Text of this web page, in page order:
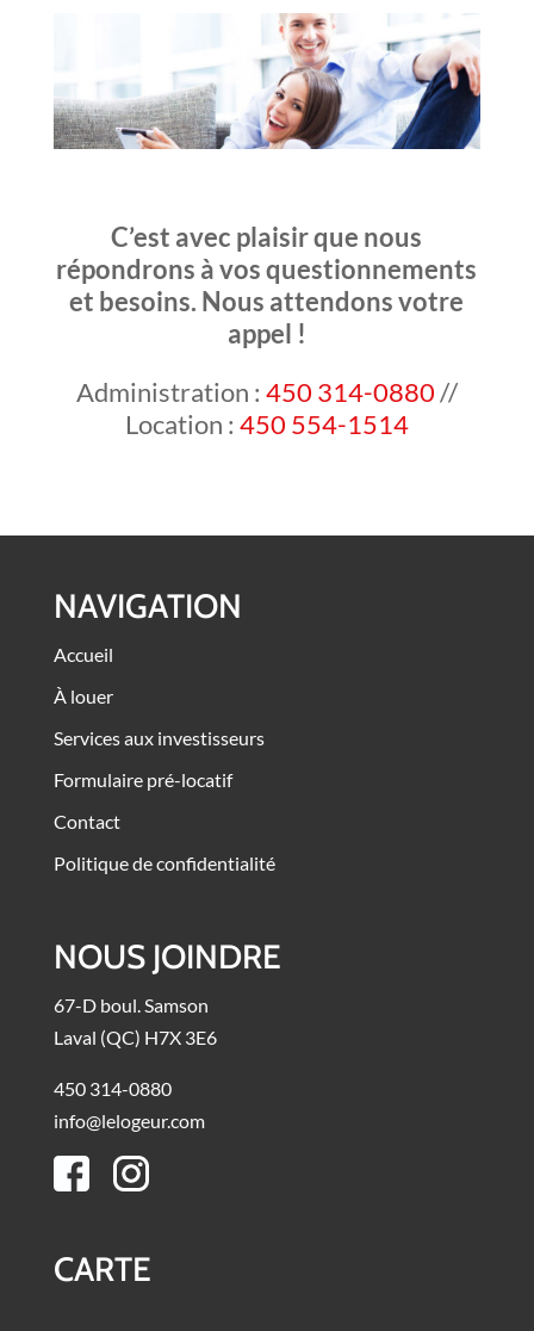
C’est avec plaisir que nous
répondrons à vos questionnements
et besoins. Nous attendons votre
appel !
Administration : 450 314-0880//
Location : 450 554-1514
NAVIGATION
Accueil
À louer
Services aux investisseurs
Formulaire pré-locatif
Contact
Politique de confidentialité
NOUS JOINDRE
67-D boul. Samson
Laval (QC) H7X 3E6
450 314-0880
info@lelogeur.com
CARTE